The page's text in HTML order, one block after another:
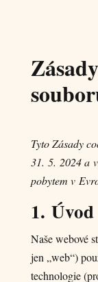
Tyto Zásady
31. 5. 2024 a
pobytem v
1. Úvod
Naše webové
jen „web“)
technologie